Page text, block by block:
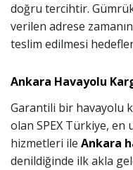
doğru tercihtir.
verilen adrese
teslim edilmesi
Ankara Havayolu
Garantili bir havayolu
olan SPEX Türkiye,
hizmetleri ile Ankara
denildiğinde ilk akla